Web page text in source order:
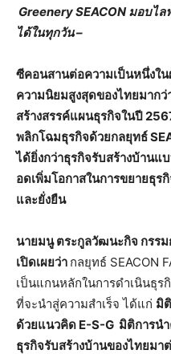
Greenery SEACON มอบไ
ได้ในทุกวัน –
ซีคอนสานต่อความเป็นหนึ่งใ
ความนิยมสูงสุดของไทยมากว่
สร้างสรรค์แผนธุรกิจในปี
พลิกโฉมธุรกิจด้วยกลยุทธ์
ได้ยิ่งกว่าธุรกิจรับสร้างบ้าน
อดเพิ่มโอกาสในการขยายธุร
และยั่งยืน
นายมนู ตระกูลวัฒนะกิจ กรร
เปิดเผยว่า กลยุทธ์ SEACON
เป็นแกนหลักในการดำเนินธุ
ที่จะนำสู่ความสำเร็จ ได้แก่ มิ
ด้วยแนวคิด E-S-G มิติการน
ธุรกิจรับสร้างบ้านของไทยม